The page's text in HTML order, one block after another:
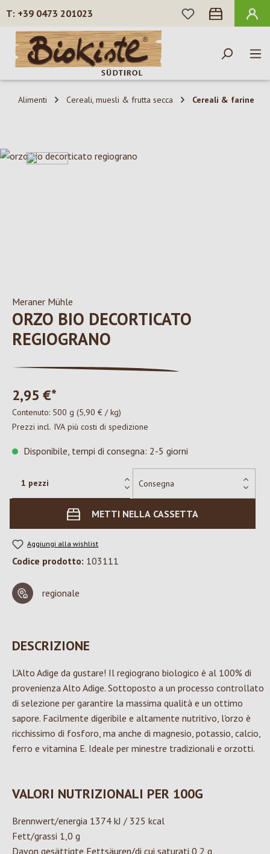
Passa al contenuto principale
+39 0473 201023
HAI 0 ARTICOLI
Alimenti Cereali, muesli & frutta secca Cereali & farine
Salta la galleria di immagini
Meraner Mühle
ORZO BIO DECORTICATO
REGIOGRANO
2,95 €*
Contenuto: 500 g (5,90 € / kg)
Prezzi incl. IVA più costi di spedizione
Disponibile, tempi di consegna: 2-5 giorni
METTI NELLA CASSETTA
Aggiungi alla wishlist
Codice prodotto: 103111
regionale
DESCRIZIONE
L'Alto Adige da gustare! Il regiograno biologico è al 100% di
provenienza Alto Adige. Sottoposto a un processo controllato
di selezione per garantire la massima qualità e un ottimo
sapore. Facilmente digeribile e altamente nutritivo, l'orzo è
ricchissimo di fosforo, ma anche di magnesio, potassio, calcio,
ferro e vitamina E. Ideale per minestre tradizionali e orzotti.
VALORI NUTRIZIONALI PER 100G
Brennwert/energia 1374 kJ / 325 kcal
Fett/grassi 1,0 g
Davon gesättigte Fettsäuren/di cui saturati 0,2 g